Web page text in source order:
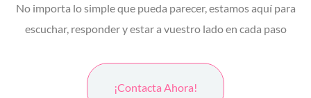
No importa lo simple que pueda parecer, estamos aquí para
escuchar, responder y estar a vuestro lado en cada paso
¡contacta Ahora!